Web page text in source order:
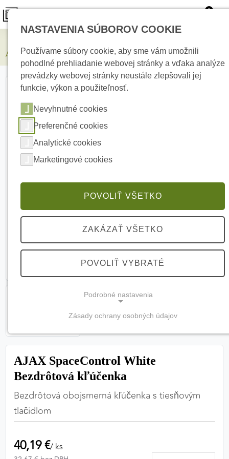
0
AJAX SpaceControl White Bezdrôtová kľúčenka
AJAX SpaceControl White
Bezdrôtová kľúčenka
Bezdrôtová obojsmerná kľúčenka s tiesňovým
tlačidlom
40,19 €/ ks
NASTAVENIA SÚBOROV COOKIE
Používame súbory cookie, aby sme vám umožnili
pohodlné prehliadanie webovej stránky a vďaka analýze
prevádzky webovej stránky neustále zlepšovali jej
funkcie, výkon a použiteľnosť.
Nevyhnutné cookies
Preferenčné cookies
Analytické cookies
Marketingové cookies
POVOLIŤ VŠETKO
ZAKÁZAŤ VŠETKO
POVOLIŤ VYBRATÉ
Podrobné nastavenia
Tieto cookies sú potrebné na správne fungovanie
webovej stránky a bez nich by nebolo možné
Nevyhnutné cookies
PREFERENČNÉ COOKIES
Zásady ochrany osobných údajov